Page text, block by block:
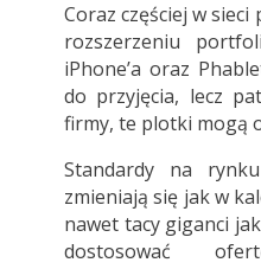
Coraz częściej w
rozszerzeniu
iPhone’a oraz
do przyjęcia, lecz
firmy, te plotki mogą
Standardy na
zmieniają się jak w
nawet tacy giganci
dostosować